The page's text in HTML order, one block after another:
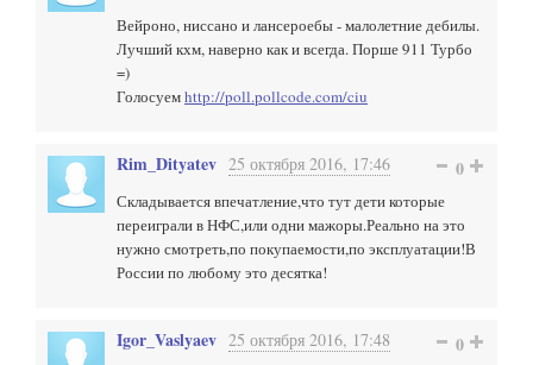
Вейроно, ниссано и лансероебы - малолетние дебилы.
Лучший кхм, наверно как и всегда. Порше 911 Турбо
=)
Голосуемhttp://poll.pollcode.com/ciu
Rim_Dityatev 25 октября 2016, 17:46 0
Складывается впечатление,что тут дети которые
переиграли в НФС,или одни мажоры.Реально на это
нужно смотреть,по покупаемости,по эксплуатации!В
России по любому это десятка!
Igor_Vaslyaev 25 октября 2016, 17:48 0